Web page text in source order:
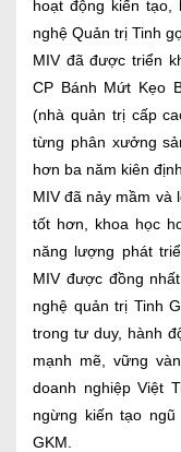
hoạt động kiến tạo,
nghệ Quản trị Tinh
MIV đã được triển
CP Bánh Mứt Kẹo
(nhà quản trị cấp
từng phân xưởng
hơn ba năm kiên
MIV đã nảy mầm và
tốt hơn, khoa học
năng lượng phát
MIV được đồng
nghệ quản trị Tinh
trong tư duy, hành
mạnh mẽ, vững
doanh nghiệp Việt
ngừng kiến tạo
GKM.